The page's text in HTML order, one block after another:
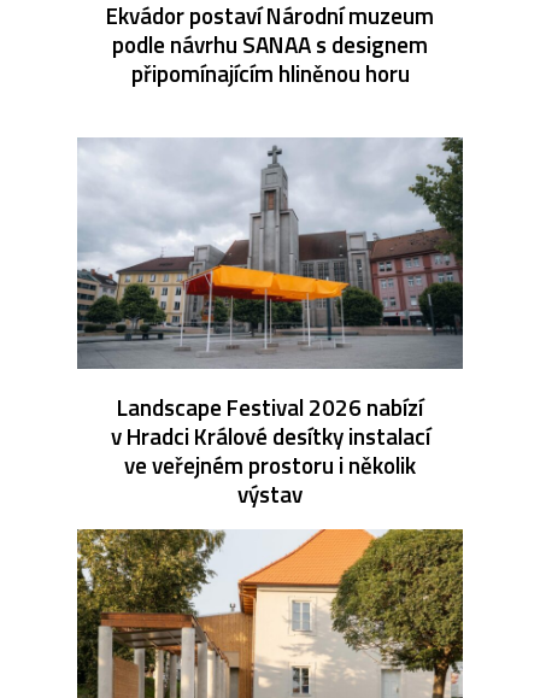
Ekvádor postaví Národní muzeum
podle návrhu SANAA s designem
připomínajícím hliněnou horu
Landscape Festival 2026 nabízí
v Hradci Králové desítky instalací
ve veřejném prostoru i několik
výstav